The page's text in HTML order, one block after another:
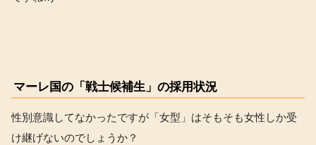
マーレ国の「戦士候補生」の採用状況
性別意識してなかったですが「女型」はそもそも女性しか受
け継げないのでしょうか？